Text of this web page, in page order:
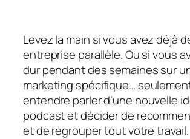
Levez la main si vous avez déjà
entreprise parallèle. Ou si vous
dur pendant des semaines sur
marketing spécifique…
entendre parler d’une nouvelle
podcast et décider de
et de regrouper tout votre travail.